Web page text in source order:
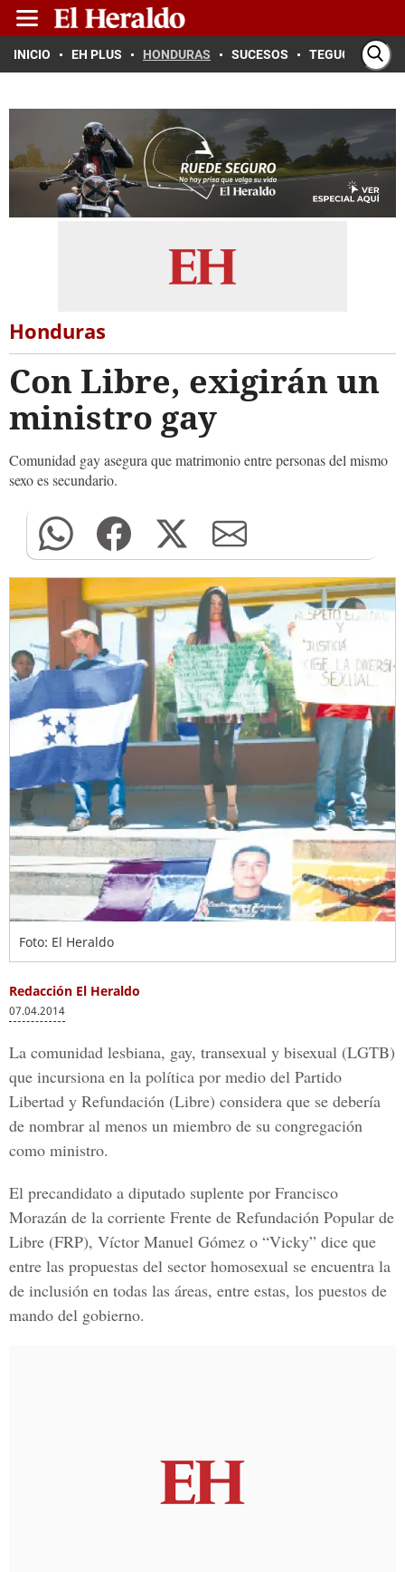
INICIO EH PLUS HONDURAS SUCESOS TEGUCIGALPA
Honduras
Con Libre, exigirán un
ministro gay
Comunidad gay asegura que matrimonio entre personas del mismo
sexo es secundario.
Foto: El Heraldo
Redacción El Heraldo
07.04.2014
La comunidad lesbiana, gay, transexual y bisexual (LGTB)
que incursiona en la política por medio del Partido
Libertad y Refundación (Libre) considera que se debería
de nombrar al menos un miembro de su congregación
como ministro.
El precandidato a diputado suplente por Francisco
Morazán de la corriente Frente de Refundación Popular de
Libre (FRP), Víctor Manuel Gómez o “Vicky” dice que
entre las propuestas del sector homosexual se encuentra la
de inclusión en todas las áreas, entre estas, los puestos de
mando del gobierno.